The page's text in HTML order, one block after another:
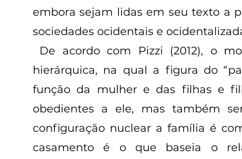
embora sejam lidas em seu texto a
sociedades ocidentais e
hierárquica, na qual a figura do
função da mulher e das filhas e
obedientes a ele, mas também
configuração nuclear a família é
casamento é o que baseia o